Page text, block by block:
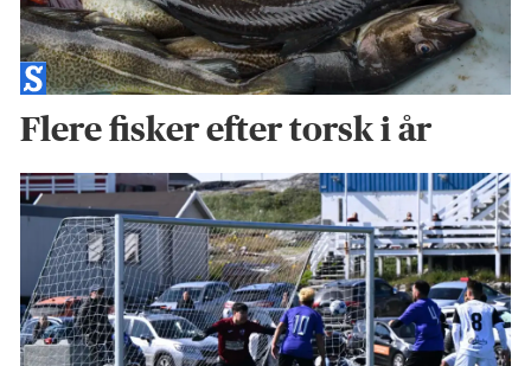
Flere fisker efter torsk i år